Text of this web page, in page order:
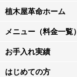
植木屋革命ホーム
メニュー（料金一覧）
お手入れ実績
はじめての方